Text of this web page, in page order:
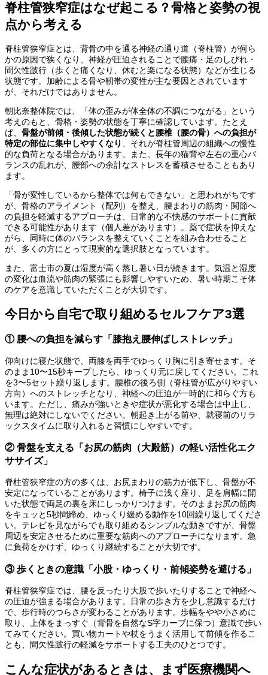
脊柱管狭窄症はなぜ起こる？骨格と姿勢の視
点から考える
脊柱管狭窄症とは、背骨の中を通る神経の通り道（脊柱管）が何ら
かの原因で狭くなり、神経が圧迫されることで腰痛・足のしびれ・
間欠性跛行（歩くと痛くなり、休むと楽になる状態）などが生じる
状態です。加齢による骨や靭帯の変性が主な要因とされています
が、それだけではありません。
朝比奈整体院では、「体の歪みが体全体の不調につながる」という
考えのもと、骨格・姿勢の状態を丁寧に確認しています。たとえ
ば、 骨盤が前傾・後傾した状態が続くと腰椎（腰の骨）への負担が
特定の部位に集中しやすくなり
、それが脊柱管周辺の組織への慢性
的な負荷となる場合があります。また、長年の猫背や左右の重心バ
ランスの乱れが、腰部への余計なストレスを蓄積させることもあり
ます。
「骨が変性しているから整体では何もできない」と思われがちです
が、骨格のアライメント（配列）を整え、腰まわりの筋肉・関節へ
の負担を軽減するアプローチは、日常的な不快感のサポートに貢献
できる可能性があります（個人差があります）。薬で症状を抑えな
がら、同時に体のバランスを整えていくことを組み合わせること
が、多くの方にとって現実的な選択肢となっています。
また、富士市の夏は湿度が高く蒸し暑い日が続きます。気温と湿度
の変化は血流や筋肉の緊張にも影響しやすいため、暑い時期こそ体
のケアを意識していただくことが大切です。
今日から自宅で取り組めるセルフケア3選
① 腰への負担を減らす「膝抱え腰伸ばしストレッチ」
仰向けに寝た状態で、両膝を両手でゆっくり胸に引き寄せます。そ
のまま10〜15秒キープしたら、ゆっくり元に戻してください。これ
を3〜5セット繰り返します。腰椎の後ろ側（脊柱管が広がりやすい
方向）へのストレッチとなり、神経への圧迫が一時的に和らぐ方も
います。ただし、痛みが強いときや症状が悪化する場合は中止し、
無理は絶対にしないでください。朝起き上がる前や、就寝前のリラ
ックスタイムに取り入れると習慣にしやすいです。
② 骨盤を支える「お尻の筋肉（大殿筋）の軽い活性化エク
ササイズ」
脊柱管狭窄症の方の多くは、お尻まわりの筋力が低下し、骨盤が不
安定になっていることがあります。椅子に浅く座り、足を肩幅に開
いた状態で両足の裏を床にしっかりつけます。そのままお尻の筋肉
をキュッと5秒間締め、ゆっくり緩める動作を10回繰り返してくださ
い。テレビを見ながらでも取り組めるシンプルな動きですが、骨盤
周辺を安定させるために重要な筋肉へのアプローチになります。急
に負荷をかけず、ゆっくり継続することが大切です。
③ 歩くときの意識「小股・ゆっくり・前傾姿勢を避ける」
脊柱管狭窄症では、腰を反ったり大股で歩いたりすることで神経へ
の圧迫が強まる場合があります。日常の歩き方を少し意識するだけ
で、歩行時のつらさが変わることがあります。歩幅をやや小さめに
取り、上体をまっすぐ（背骨を自然なS字カーブに保つ）意識で歩い
てみてください。買い物カートや杖をうまく活用して前傾を作るこ
とも、間欠性跛行の軽減をサポートする工夫のひとつです。
こんな症状があるときは、まず医療機関へ